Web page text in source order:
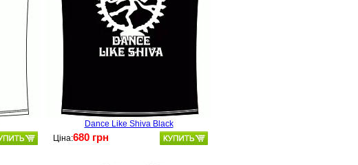
Dance Like Shiva Black
Ціна:680 грн